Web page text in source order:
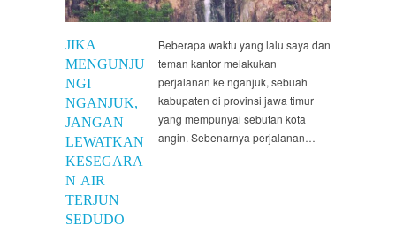
JIKA
MENGUNJU
NGI
NGANJUK,
JANGAN
LEWATKAN
KESEGARA
N AIR
TERJUN
SEDUDO
Beberapa waktu yang lalu saya dan
teman kantor melakukan
perjalanan ke nganjuk, sebuah
kabupaten di provinsi jawa timur
yang mempunyai sebutan kota
angin. Sebenarnya perjalanan…